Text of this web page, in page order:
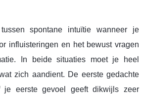
spontane intuïtie wanneer je
influisteringen en het bewust vragen
In beide situaties moet je heel
zich aandient. De eerste gedachte
eerste gevoel geeft dikwijls zeer